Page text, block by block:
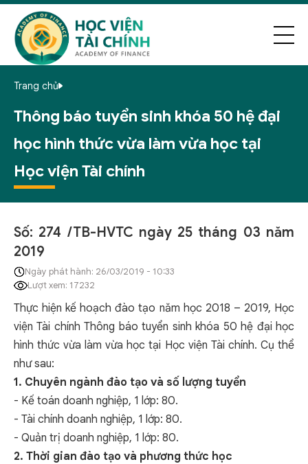
Trang chủ
Thông báo tuyển sinh khóa 50 hệ đại
học hình thức vừa làm vừa học tại
Học viện Tài chính
Số: 274 /TB-HVTC ngày 25 tháng 03 năm
2019
Ngày phát hành: 26/03/2019 - 10:33
Lượt xem: 17232
Thực hiện kế hoạch đào tạo năm học 2018 – 2019, Học
viện Tài chính Thông báo tuyển sinh khóa 50 hệ đại học
hình thức vừa làm vừa học tại Học viện Tài chính. Cụ thể
như sau:
1. Chuyên ngành đào tạo và số lượng tuyển
- Kế toán doanh nghiệp, 1 lớp: 80.
- Tài chính doanh nghiệp, 1 lớp: 80.
- Quản trị doanh nghiệp, 1 lớp: 80.
2. Thời gian đào tạo và phương thức học